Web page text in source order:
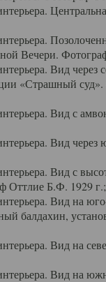
Вечери.
Вид через
«Страшный
Вид с
Вид через
Вид с
Оттлие Б.Ф. 1929 г.;
Вид на
балдахин,
Вид на
Вид на